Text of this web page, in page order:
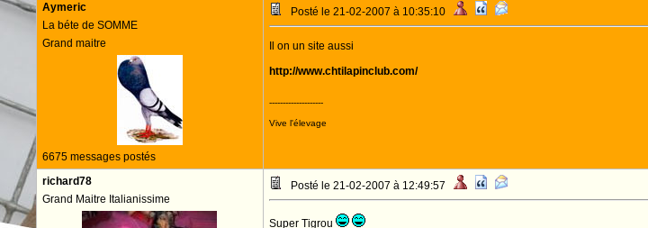
Aymeric
La béte de SOMME
Grand maitre
6675 messages postés
Posté le 21-02-2007 à 10:35:10
Il on un site aussi
http://www.chtilapinclub.com/
--------------------
Vive l'élevage
richard78
Grand Maitre Italianissime
Posté le 21-02-2007 à 12:49:57
Super Tigrou